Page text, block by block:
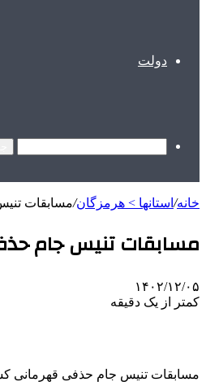
دولت
خانه/ استانها > هرمزگان/مسابقات
مسابقات تنیس جام
۱۴۰۲/۱۲/۰۵
کمتر از یک دقیقه
مسابقات تنیس جام حذفی قهرمانی